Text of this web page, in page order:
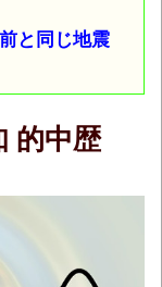
と同じ地震
的中歴